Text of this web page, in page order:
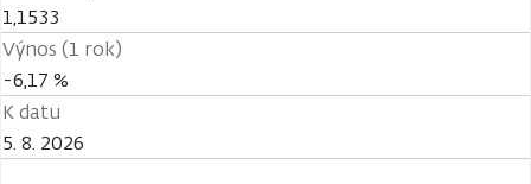
1,1533
Výnos (1 rok)
-6,17 %
K datu
5. 8. 2026